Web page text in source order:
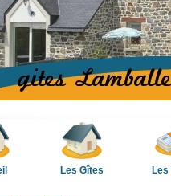
Les Gîtes Les